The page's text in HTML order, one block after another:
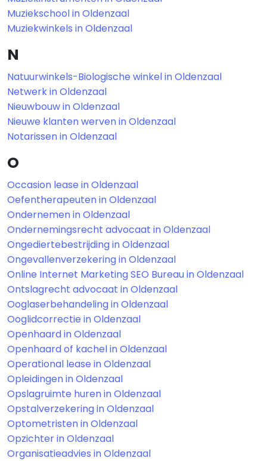
Muziekschool in Oldenzaal
Muziekwinkels in Oldenzaal
N
Natuurwinkels-Biologische winkel in Oldenzaal
Netwerk in Oldenzaal
Nieuwbouw in Oldenzaal
Nieuwe klanten werven in Oldenzaal
Notarissen in Oldenzaal
O
Occasion lease in Oldenzaal
Oefentherapeuten in Oldenzaal
Ondernemen in Oldenzaal
Ondernemingsrecht advocaat in Oldenzaal
Ongediertebestrijding in Oldenzaal
Ongevallenverzekering in Oldenzaal
Online Internet Marketing SEO Bureau in Oldenzaal
Ontslagrecht advocaat in Oldenzaal
Ooglaserbehandeling in Oldenzaal
Ooglidcorrectie in Oldenzaal
Openhaard in Oldenzaal
Openhaard of kachel in Oldenzaal
Operational lease in Oldenzaal
Opleidingen in Oldenzaal
Opslagruimte huren in Oldenzaal
Opstalverzekering in Oldenzaal
Optometristen in Oldenzaal
Opzichter in Oldenzaal
Organisatieadvies in Oldenzaal